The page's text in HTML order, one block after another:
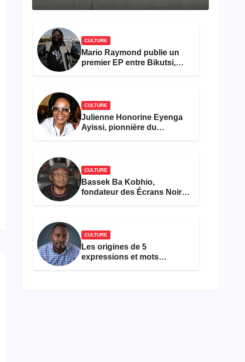
CULTURE
Mario Raymond publie un
premier EP entre Bikutsi,
CULTURE
Julienne Honorine Eyenga
Ayissi, pionnière du
CULTURE
Bassek Ba Kobhio,
fondateur des Écrans Noirs,
CULTURE
Les origines de 5
expressions et mots